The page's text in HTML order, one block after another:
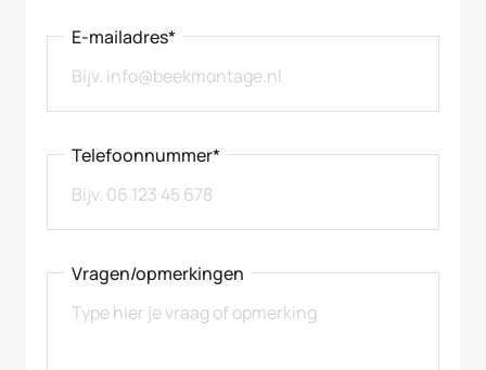
E-mailadres*
Telefoonnummer*
Vragen/opmerkingen